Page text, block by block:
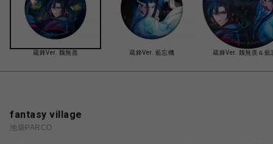
蔵鋒Ver. 魏無羨 蔵鋒Ver. 藍忘機 蔵鋒Ver. 魏無羨＆藍
fantasy village
池袋PARCO